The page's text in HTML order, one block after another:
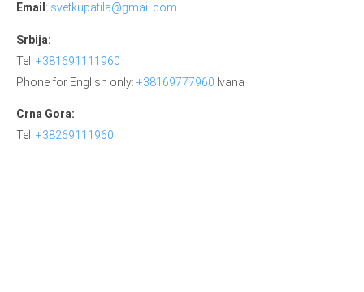
Email : svetkupatila@gmail.com
Srbija:
Tel. +381691111960
Phone for English only: +38169777960 Ivana
Crna Gora:
Tel. +38269111960